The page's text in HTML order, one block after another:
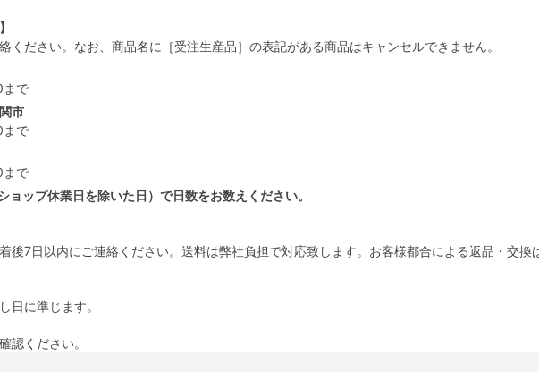
ください。なお、商品名に［受注生産品］の表記がある商品はキャンセルできません。
まで
市
まで
まで
ップ休業日を除いた日）で日数をお数えください。
後7日以内にご連絡ください。送料は弊社負担で対応致します。お客様都合による返品・交換
日に準じます。
認ください。